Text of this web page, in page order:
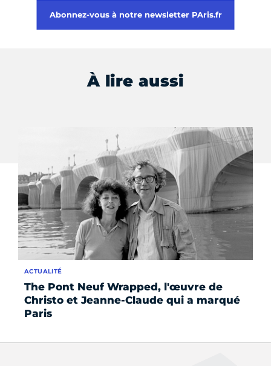
Abonnez-vous à notre newsletter PAris.fr
À lire aussi
The Pont Neuf Wrapped, l'œuvre de
Christo et Jeanne-Claude qui a marqué
Paris
ACTUALITÉ